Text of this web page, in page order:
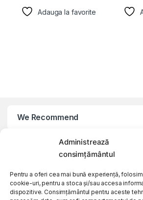
Administrează
consimțământul
Pentru a oferi cea mai bună experiență,
cookie-uri, pentru a stoca și/sau accesa
dispozitive. Consimțământul pentru aceste
Adauga la favorite
We Recommend
My Account
Customer Care